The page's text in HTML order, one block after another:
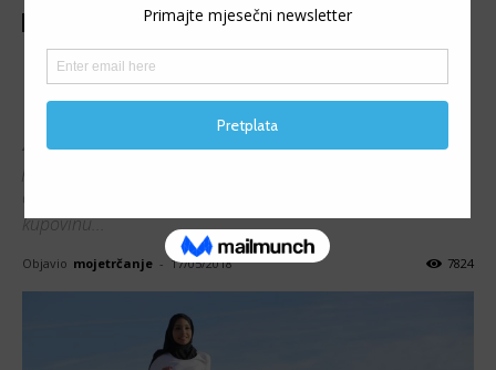
Trening
Kako uklopiti trenažni proces
u mjesec ramazan?
Život ne prestaje u mjesecu ramazanu samim tim što se
posti. Čovjek redovno i regularno obavlja sve aktivnosti:
odlazi na posao, školu/fakultet, uči, polaže ispite, obavlja
kupovinu...
Objavio mojetrčanje - 17/05/2018 7824